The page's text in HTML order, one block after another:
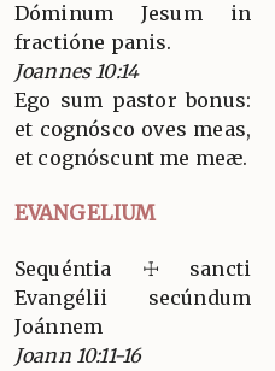
Dóminum Jesum in
fractióne panis.
Joannes 10:14
Ego sum pastor bonus:
et cognósco oves meas,
et cognóscunt me meæ.
EVANGELIUM
Sequéntia ☩ sancti
Evangélii secúndum
Joánnem
Joann 10:11-16